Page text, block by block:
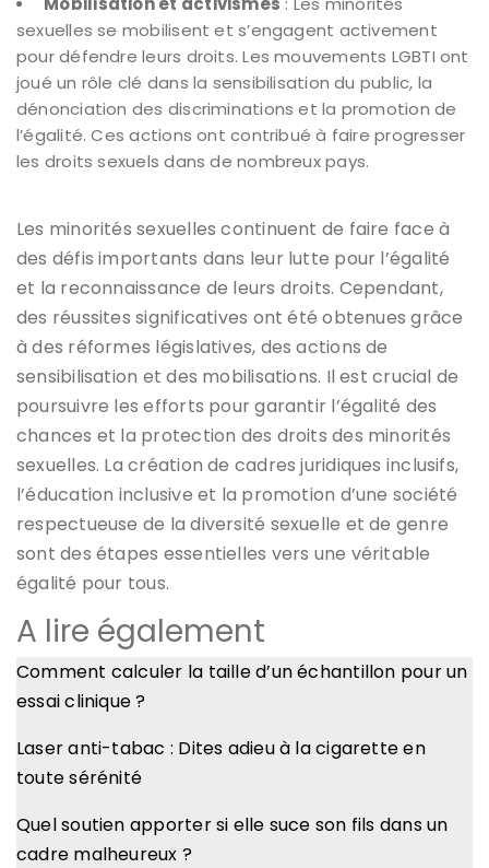
sexuelles se mobilisent et s’engagent activement
pour défendre leurs droits. Les mouvements LGBTI ont
joué un rôle clé dans la sensibilisation du public, la
dénonciation des discriminations et la promotion de
l’égalité. Ces actions ont contribué à faire progresser
les droits sexuels dans de nombreux pays.
Les minorités sexuelles continuent de faire face à
des défis importants dans leur lutte pour l’égalité
et la reconnaissance de leurs droits. Cependant,
des réussites significatives ont été obtenues grâce
à des réformes législatives, des actions de
sensibilisation et des mobilisations. Il est crucial de
poursuivre les efforts pour garantir l’égalité des
chances et la protection des droits des minorités
sexuelles. La création de cadres juridiques inclusifs,
l’éducation inclusive et la promotion d’une société
respectueuse de la diversité sexuelle et de genre
sont des étapes essentielles vers une véritable
égalité pour tous.
A lire également
Comment calculer la taille d’un échantillon pour un
essai clinique ?
Laser anti-tabac : Dites adieu à la cigarette en
toute sérénité
Quel soutien apporter si elle suce son fils dans un
cadre malheureux ?